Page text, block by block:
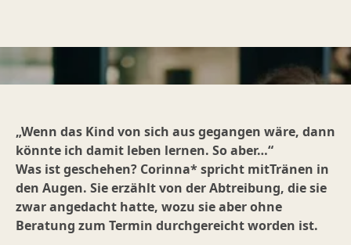
„Wenn das Kind von sich aus gegangen wäre, dann
könnte ich damit leben lernen. So aber…“
Was ist geschehen? Corinna* spricht mitTränen in
den Augen. Sie erzählt von der Abtreibung, die sie
zwar angedacht hatte, wozu sie aber ohne
Beratung zum Termin durchgereicht worden ist.